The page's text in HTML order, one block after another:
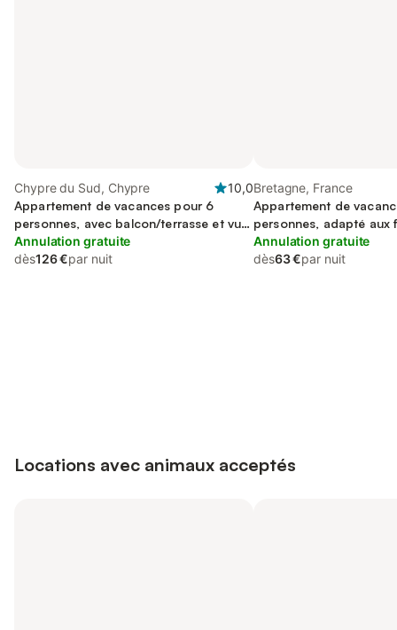
Chypre du Sud, Chypre
10,0
Appartement de vacances pour 6
personnes, avec balcon/terrasse et vue
sur l’océan
Annulation gratuite
dès126 €par nuit
Bretagne, France
Appartement de
personnes, adapté aux
Annulation gratuite
dès63 €par nuit
Locations avec animaux acceptés